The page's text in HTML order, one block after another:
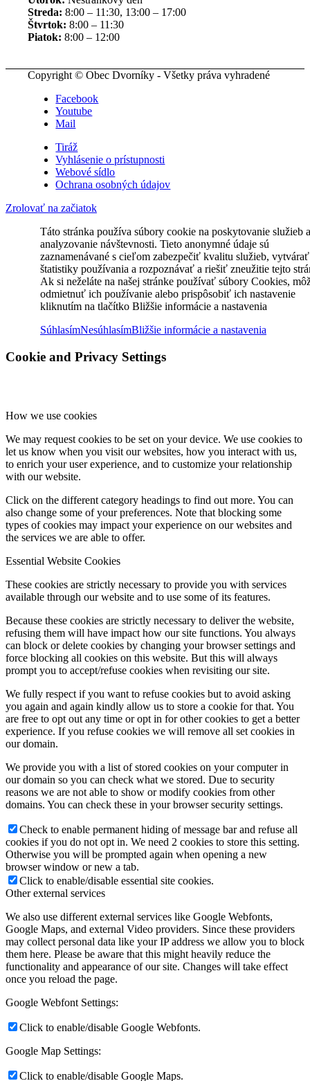
Streda: 8:00 – 11:30, 13:00 – 17:00
Štvrtok: 8:00 – 11:30
Piatok: 8:00 – 12:00
Copyright © Obec Dvorníky - Všetky práva vyhradené
Facebook
Youtube
Mail
Tiráž
Vyhlásenie o prístupnosti
Webové sídlo
Ochrana osobných údajov
Zrolovať na začiatok
Táto stránka používa súbory cookie na poskytovanie služieb a
analyzovanie návštevnosti. Tieto anonymné údaje sú
zaznamenávané s cieľom zabezpečiť kvalitu služieb, vytvárať
štatistiky používania a rozpoznávať a riešiť zneužitie tejto
Ak si neželáte na našej stránke používať súbory Cookies,
odmietnuť ich používanie alebo prispôsobiť ich nastavenie
kliknutím na tlačítko Bližšie informácie a nastavenia
SúhlasímNesúhlasímBližšie informácie a nastavenia
Cookie and Privacy Settings
How we use cookies
We may request cookies to be set on your device. We use cookies to
let us know when you visit our websites, how you interact with us,
to enrich your user experience, and to customize your relationship
with our website.
Click on the different category headings to find out more. You can
also change some of your preferences. Note that blocking some
types of cookies may impact your experience on our websites and
the services we are able to offer.
Essential Website Cookies
These cookies are strictly necessary to provide you with services
available through our website and to use some of its features.
Because these cookies are strictly necessary to deliver the website,
refusing them will have impact how our site functions. You always
can block or delete cookies by changing your browser settings and
force blocking all cookies on this website. But this will always
prompt you to accept/refuse cookies when revisiting our site.
We fully respect if you want to refuse cookies but to avoid asking
you again and again kindly allow us to store a cookie for that. You
are free to opt out any time or opt in for other cookies to get a better
experience. If you refuse cookies we will remove all set cookies in
our domain.
We provide you with a list of stored cookies on your computer in
our domain so you can check what we stored. Due to security
reasons we are not able to show or modify cookies from other
domains. You can check these in your browser security settings.
Check to enable permanent hiding of message bar and refuse all
cookies if you do not opt in. We need 2 cookies to store this setting.
Otherwise you will be prompted again when opening a new
browser window or new a tab.
Click to enable/disable essential site cookies.
Other external services
We also use different external services like Google Webfonts,
Google Maps, and external Video providers. Since these providers
may collect personal data like your IP address we allow you to block
them here. Please be aware that this might heavily reduce the
functionality and appearance of our site. Changes will take effect
once you reload the page.
Google Webfont Settings:
Click to enable/disable Google Webfonts.
Google Map Settings:
Click to enable/disable Google Maps.